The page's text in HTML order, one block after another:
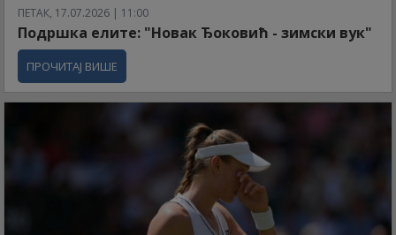
ПЕТАК, 17.07.2026 | 11:00
Подршка елите: "Новак Ђоковић - зимски вук"
ПРОЧИТАЈ ВИШЕ